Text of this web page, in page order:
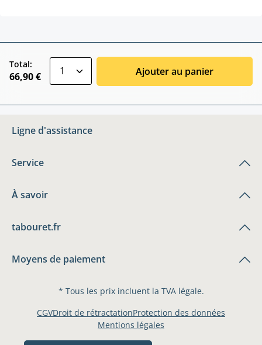
Total:
66,90 € Ajouter au panier
Ligne d'assistance
Service
À savoir
tabouret.fr
Moyens de paiement
* Tous les prix incluent la TVA légale.
CGVDroit de rétractationProtection des données
Mentions légales